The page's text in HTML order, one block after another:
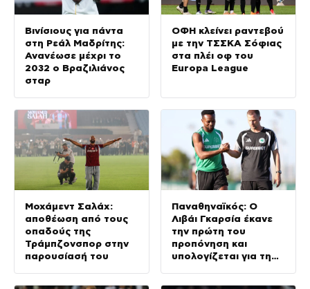
Βινίσιους για πάντα
στη Ρεάλ Μαδρίτης:
Ανανέωσε μέχρι το
2032 ο Βραζιλιάνος
σταρ
ΟΦΗ κλείνει ραντεβού
με την ΤΣΣΚΑ Σόφιας
στα πλέι οφ του
Europa League
Μοχάμεντ Σαλάχ:
αποθέωση από τους
οπαδούς της
Τράμπζονσπορ στην
παρουσίασή του
Παναθηναϊκός: Ο
Λιβάι Γκαρσία έκανε
την πρώτη του
προπόνηση και
υπολογίζεται για τη